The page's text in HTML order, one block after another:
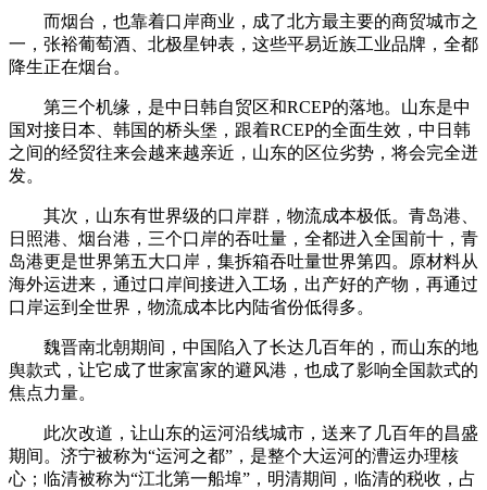
而烟台，也靠着口岸商业，成了北方最主要的商贸城市之
一，张裕葡萄酒、北极星钟表，这些平易近族工业品牌，全都
降生正在烟台。
第三个机缘，是中日韩自贸区和RCEP的落地。山东是中
国对接日本、韩国的桥头堡，跟着RCEP的全面生效，中日韩
之间的经贸往来会越来越亲近，山东的区位劣势，将会完全迸
发。
其次，山东有世界级的口岸群，物流成本极低。青岛港、
日照港、烟台港，三个口岸的吞吐量，全都进入全国前十，青
岛港更是世界第五大口岸，集拆箱吞吐量世界第四。原材料从
海外运进来，通过口岸间接进入工场，出产好的产物，再通过
口岸运到全世界，物流成本比内陆省份低得多。
魏晋南北朝期间，中国陷入了长达几百年的，而山东的地
舆款式，让它成了世家富家的避风港，也成了影响全国款式的
焦点力量。
此次改道，让山东的运河沿线城市，送来了几百年的昌盛
期间。济宁被称为“运河之都”，是整个大运河的漕运办理核
心；临清被称为“江北第一船埠”，明清期间，临清的税收，占